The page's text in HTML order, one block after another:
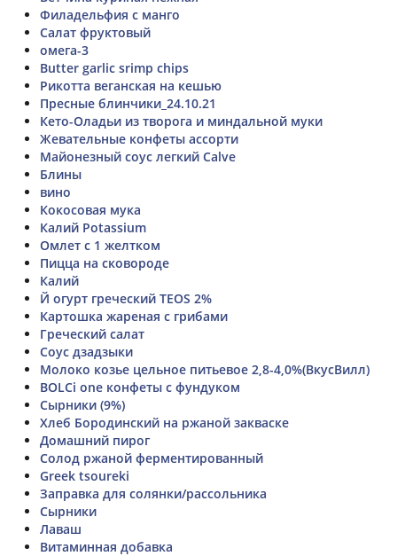
Филадельфия с манго
Салат фруктовый
омега-3
Butter garlic srimp chips
Рикотта веганская на кешью
Пресные блинчики_24.10.21
Кето-Оладьи из творога и миндальной муки
Жевательные конфеты ассорти
Майонезный соус легкий Calve
Блины
вино
Кокосовая мука
Калий Potassium
Омлет с 1 желтком
Пицца на сковороде
Калий
Й огурт греческий TEOS 2%
Картошка жареная с грибами
Греческий салат
Соус дзадзыки
Молоко козье цельное питьевое 2,8-4,0%(ВкусВилл)
BOLCi one конфеты с фундуком
Сырники (9%)
Хлеб Бородинский на ржаной закваске
Домашний пирог
Солод ржаной ферментированный
Greek tsoureki
Заправка для солянки/рассольника
Сырники
Лаваш
Витаминная добавка